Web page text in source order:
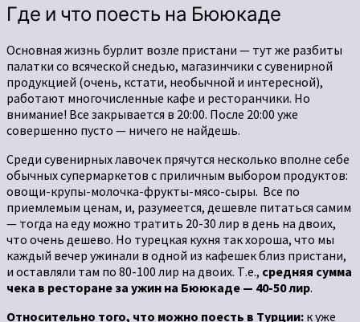
Где и что поесть на Бююкаде
Основная жизнь бурлит возле пристани — тут же разбиты
палатки со всяческой снедью, магазинчики с сувенирной
продукцией (очень, кстати, необычной и интересной),
работают многочисленные кафе и ресторанчики. Но
внимание! Все закрывается в 20:00. После 20:00 уже
совершенно пусто — ничего не найдешь.
Среди сувенирных лавочек прячутся несколько вполне себе
обычных супермаркетов с приличным выбором продуктов:
овощи-крупы-молочка-фрукты-мясо-сыры. Все по
приемлемым ценам, и, разумеется, дешевле питаться самим
— тогда на еду можно тратить 20-30 лир в день на двоих,
что очень дешево. Но турецкая кухня так хороша, что мы
каждый вечер ужинали в одной из кафешек близ пристани,
и оставляли там по 80-100 лир на двоих. Т.е., средняя сумма
чека в ресторане за ужин на Бююкаде — 40-50 лир.
Относительно того, что можно поесть в Турции: к уже